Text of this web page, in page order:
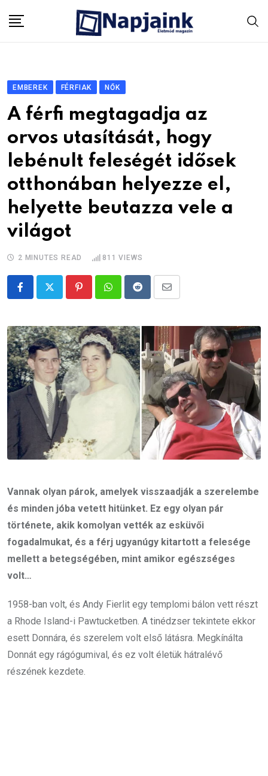
EMBEREK FÉRFIAK NŐK
A férfi megtagadja az
orvos utasítását, hogy
lebénult feleségét idősek
otthonában helyezze el,
helyette beutazza vele a
világot
2 MINUTES READ 811 VIEWS
PinterestWhatsappRedditShare
Email
Vannak olyan párok, amelyek visszaadják a szerelembe
és minden jóba vetett hitünket. Ez egy olyan pár
története, akik komolyan vették az esküvői
fogadalmukat, és a férj ugyanúgy kitartott a felesége
mellett a betegségében, mint amikor egészséges
volt…
1958-ban volt, és Andy Fierlit egy templomi bálon vett részt
a Rhode Island-i Pawtucketben. A tinédzser tekintete ekkor
esett Donnára, és szerelem volt első látásra. Megkínálta
Donnát egy rágógumival, és ez volt életük hátralévő
részének kezdete.